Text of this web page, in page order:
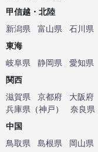
甲信越・北陸
新潟県
富山県 石川県
東海
岐阜県
静岡県 愛知県
関西
滋賀県
京都府 大阪府
兵庫県 （神戸） 奈良県
中国
鳥取県
島根県 岡山県